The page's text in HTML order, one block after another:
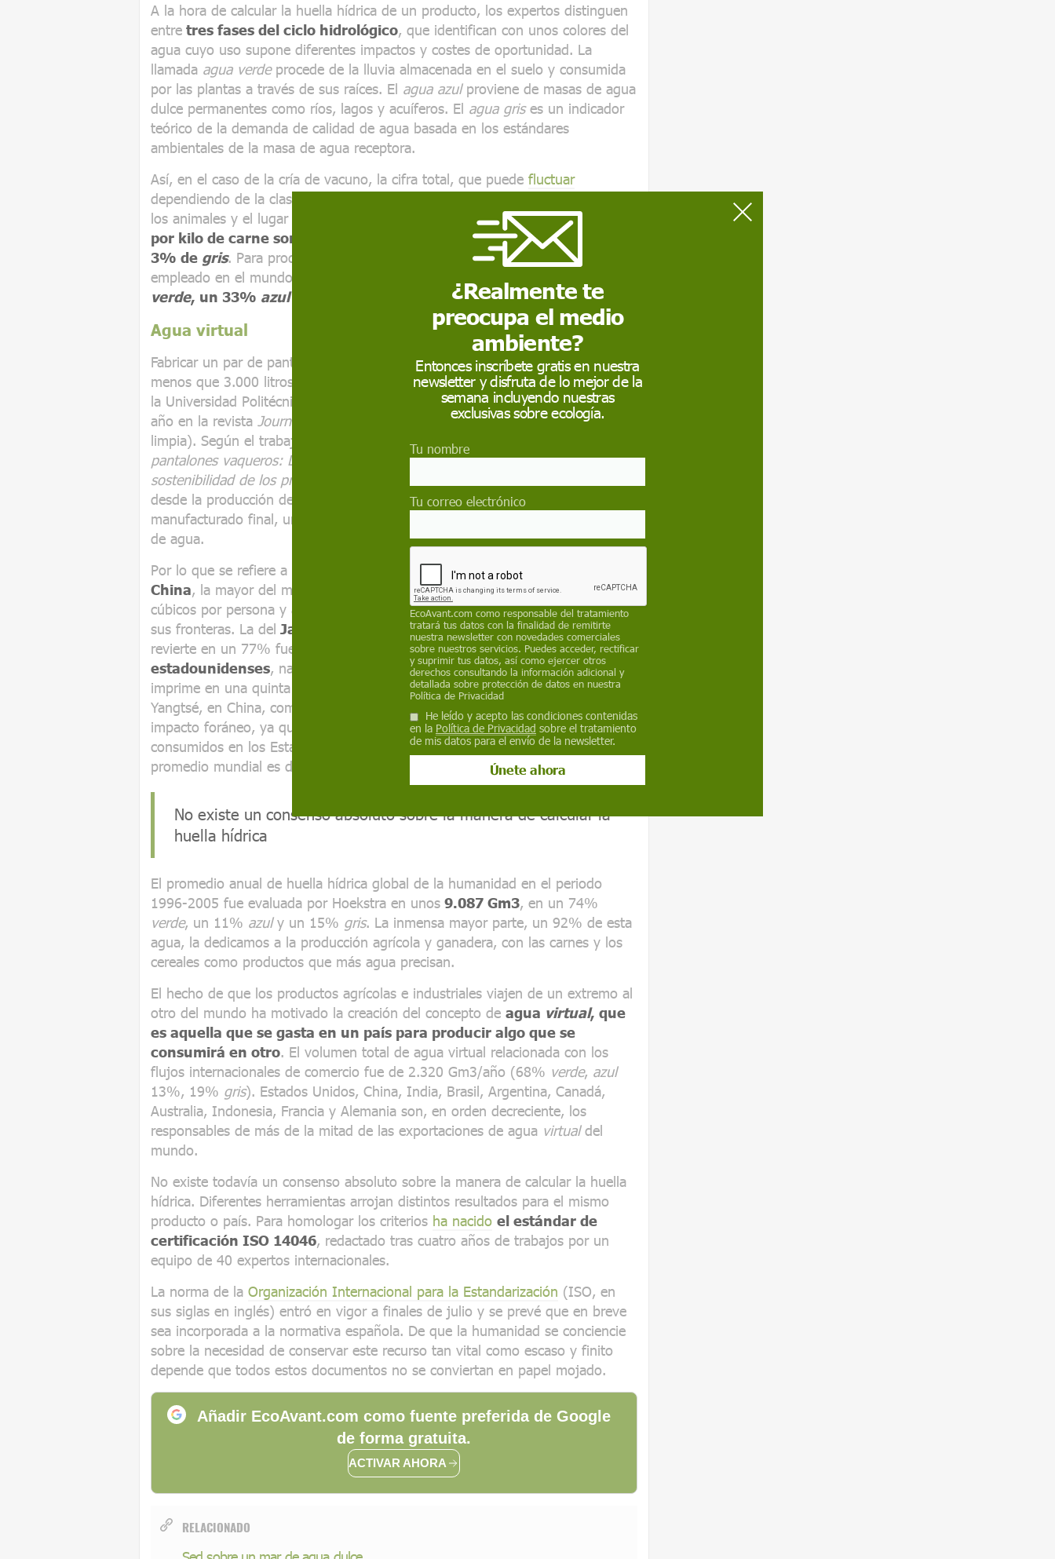
A la hora de calcular la huella hídrica de un producto, los expertos distinguen
entre tres fases del ciclo hidrológico, que identifican con unos colores del
agua cuyo uso supone diferentes impactos y costes de oportunidad. La
llamada agua verdeprocede de la lluvia almacenada en el suelo y consumida
por las plantas a través de sus raíces. El agua azulproviene de masas de agua
dulce permanentes como ríos, lagos y acuíferos. El agua grises un indicador
teórico de la demanda de calidad de agua basada en los estándares
ambientales de la masa de agua receptora.
Así, en el caso de la cría de vacuno, la cifra total, que puede fluctuar
dependiendo de la clase de explotación, la alimentación que se proporcione a
los animales y el lugar donde se ubique,
los más de 15.000 litros de agua
por kilo de carne son en un 93% de
agua verde, un 4% de
3% de gris. Para producir
, el tejido natural más
empleado en el mundo,
verde, un 33% azuly un 13%
Agua virtual
Fabricar un par de pantalones vaqueros en España puede consumir nada
menos que 3.000 litros de agua, según calculó un grupo de investigadores de
la Universidad Politécnica de Madrid (UPM) en un estudio publicado hace un
año en la revista Journal of Cleaner Production
(Revista de producción más
limpia). Según el trabajo
Una evaluación de la huella hídrica de unos
pantalones vaqueros: La influencia de las políticas agrícolas en la
sostenibilidad de los productos de consumo
desde la producción de la materia prima, el algodón, hasta el producto
manufacturado final, un pantalón tejano precisa de entre 2.130 y 3.078 litros
de agua.
Por lo que se refiere a los
consumos nacionales, la huella hídrica de
China, la mayor del mundo en términos absolutos, alcanza los 1.070 metros
cúbicos por persona y año, aunque un 10% de la misma se registra fuera de
sus fronteras. La del Japón
, de 1.360 metros cúbicos per cápita anuales,
revierte en un 77% fuera del archipiélago, y la huella de los
estadounidenses, nada menos que de 2.840 metros cúbicos por cabeza, se
imprime en una quinta parte fuera de su territorio nacional, con la cuenca del
Yangtsé, en China, como el lugar donde se registra la mayor parte de este
impacto foráneo, ya que de allí proceden grandes cantidades de productos
consumidos en los Estados Unidos. En la India, es de 1.089, cuando el
promedio mundial es de 1.385 metros cúbicos.
No existe un consenso absoluto sobre la manera de calcular la
huella hídrica
El promedio anual de huella hídrica global de la humanidad en el periodo
1996-2005 fue evaluada por Hoekstra en unos 9.087 Gm3, en un 74%
verde, un 11% azuly un 15% gris. La inmensa mayor parte, un 92% de esta
agua, la dedicamos a la producción agrícola y ganadera, con las carnes y los
cereales como productos que más agua precisan.
El hecho de que los productos agrícolas e industriales viajen de un extremo al
otro del mundo ha motivado la creación del concepto de agua virtual, que
es aquella que se gasta en un país para producir algo que se
consumirá en otro. El volumen total de agua virtual relacionada con los
flujos internacionales de comercio fue de 2.320 Gm3/año (68% verde, azul
13%, 19% gris). Estados Unidos, China, India, Brasil, Argentina, Canadá,
Australia, Indonesia, Francia y Alemania son, en orden decreciente, los
responsables de más de la mitad de las exportaciones de agua virtualdel
mundo.
No existe todavía un consenso absoluto sobre la manera de calcular la huella
hídrica. Diferentes herramientas arrojan distintos resultados para el mismo
producto o país. Para homologar los criterios ha nacido el estándar de
certificación ISO 14046, redactado tras cuatro años de trabajos por un
equipo de 40 expertos internacionales.
La norma de la Organización Internacional para la Estandarización (ISO, en
sus siglas en inglés) entró en vigor a finales de julio y se prevé que en breve
sea incorporada a la normativa española. De que la humanidad se conciencie
sobre la necesidad de conservar este recurso tan vital como escaso y finito
depende que todos estos documentos no se conviertan en papel mojado.
Añadir EcoAvant.com como fuente preferida de Google
de forma gratuita.
ACTIVAR AHORA
RELACIONADO
¿Realmente te
preocupa el medio
ambiente?
Entonces inscríbete gratis en nuestra
newsletter y disfruta de lo mejor de la
semana incluyendo nuestras
exclusivas sobre ecología.
Tu nombre
Tu correo electrónico
EcoAvant.com como responsable del tratamiento
tratará tus datos con la finalidad de remitirte
nuestra newsletter con novedades comerciales
sobre nuestros servicios. Puedes acceder, rectificar
y suprimir tus datos, así como ejercer otros
derechos consultando la información adicional y
detallada sobre protección de datos en nuestra
Política de Privacidad
He leído y acepto las condiciones contenidas
en la Política de Privacidad sobre el tratamiento
de mis datos para el envío de la newsletter.